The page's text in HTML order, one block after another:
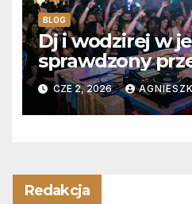
BLOG
Dj i wodzirej w
sprawdzony
niezapomniane
pełnym
CZE 2, 2026
Redakcja